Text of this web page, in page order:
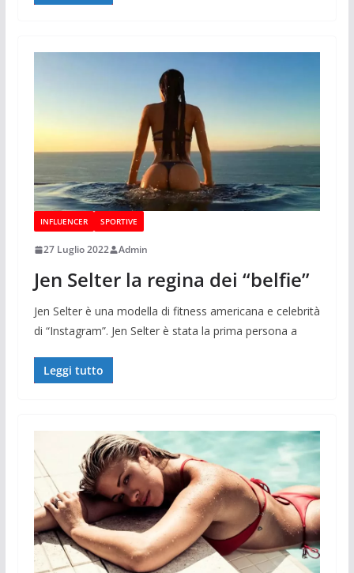
INFLUENCER SPORTIVE
27 Luglio 2022 Admin
Jen Selter la regina dei “belfie”
Jen Selter è una modella di fitness americana e celebrità
di “Instagram”. Jen Selter è stata la prima persona a
Leggi tutto